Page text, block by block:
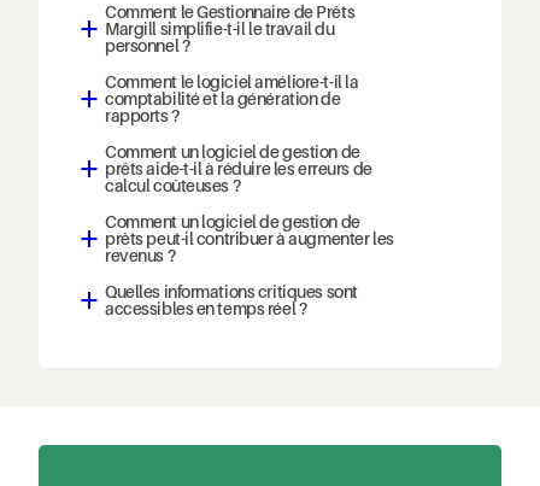
a
Comment le Gestionnaire de Prêts
Margill simplifie-t-il le travail du
personnel ?
a
Comment le logiciel améliore-t-il la
comptabilité et la génération de
rapports ?
a
Comment un logiciel de gestion de
prêts aide-t-il à réduire les erreurs de
calcul coûteuses ?
a
Comment un logiciel de gestion de
prêts peut-il contribuer à augmenter les
revenus ?
a Quelles informations critiques sont
accessibles en temps réel ?